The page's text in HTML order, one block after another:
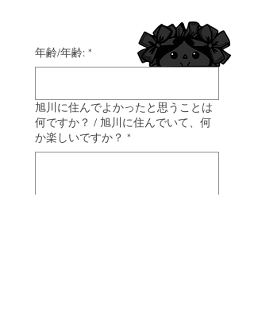
年齢/年齢: *
旭川に住んでよかったと思うことは
何ですか？ / 旭川に住んでいて、何
か楽しいですか？ *